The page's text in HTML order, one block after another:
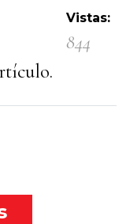
Vistas:
844